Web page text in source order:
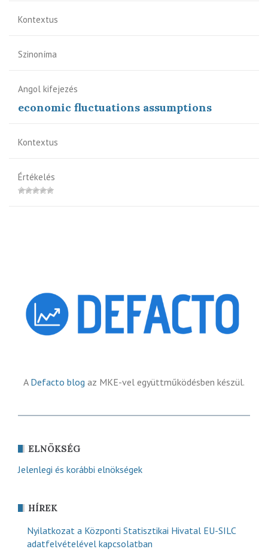
Kontextus
Szinoníma
Angol kifejezés
economic fluctuations assumptions
Kontextus
Értékelés
A Defacto blog az MKE-vel együttműködésben készül.
ELNÖKSÉG
Jelenlegi és korábbi elnökségek
HÍREK
Nyilatkozat a Központi Statisztikai Hivatal EU-SILC
adatfelvételével kapcsolatban